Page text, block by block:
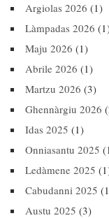
Argiolas 2026 (1)
Làmpadas 2026
Maju 2026 (1)
Abrile 2026 (1)
Martzu 2026 (3)
Ghennàrgiu 2026
Idas 2025 (1)
Onniasantu 2025
Ledàmene 2025
Cabudanni 2025
Austu 2025 (3)